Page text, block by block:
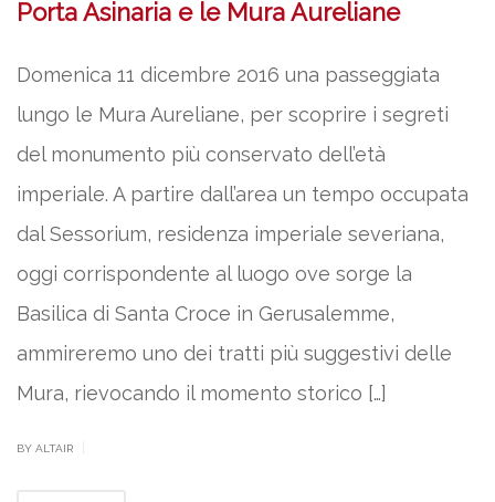
Porta Asinaria e le Mura Aureliane
Domenica 11 dicembre 2016 una passeggiata
lungo le Mura Aureliane, per scoprire i segreti
del monumento più conservato dell’età
imperiale. A partire dall’area un tempo occupata
dal Sessorium, residenza imperiale severiana,
oggi corrispondente al luogo ove sorge la
Basilica di Santa Croce in Gerusalemme,
ammireremo uno dei tratti più suggestivi delle
Mura, rievocando il momento storico […]
BY ALTAIR